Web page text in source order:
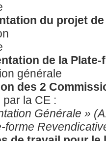
du projet
de la
générale
des 2
la CE :
Générale »
forme